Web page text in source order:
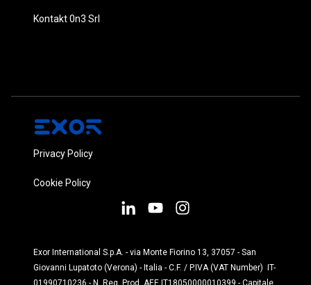
Kontakt 0n3 Srl
Privacy Policy
Cookie Policy
Exor International S.p.A. - via Monte Fiorino 13, 37057 - San
Giovanni Lupatoto (Verona) - Italia - C.F. / P.IVA (VAT Number) IT-
01990710236 - N. Reg. Prod. AEE IT18050000010399 - Capitale